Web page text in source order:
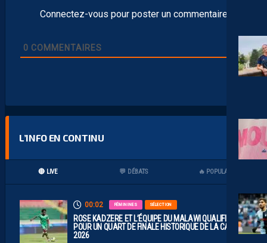
Connectez-vous pour poster un commentaire
0 COMMENTAIRES
L’INFO EN CONTINU
🔴 LIVE 💬 DÉBATS 🔥 POPULAIRES
00:02 FÉMININES SÉLECTION
ROSE KADZERE ET L’ÉQUIPE DU MALAWI QUALIFIÉES
POUR UN QUART DE FINALE HISTORIQUE DE LA CAN
2026